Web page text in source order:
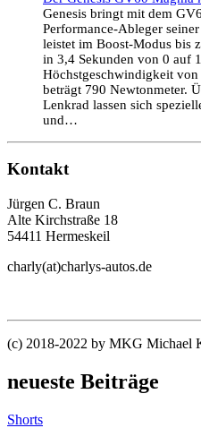
Genesis bringt mit dem
Performance-Ableger
leistet im Boost-Modus bis
in 3,4 Sekunden von 0 auf
Höchstgeschwindigkeit
beträgt 790 Newtonmeter.
Lenkrad lassen sich
und…
Kontakt
Jürgen C. Braun
Alte Kirchstraße 18
54411 Hermeskeil
charly(at)charlys-autos.de
(c) 2018-2022 by MKG Michael
neueste Beiträge
Shorts